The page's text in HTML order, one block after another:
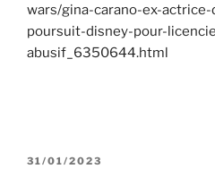
wars/gina-carano-ex-
poursuit-disney-pour-
abusif_6350644.html
P
31/01/2023